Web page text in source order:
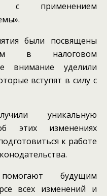
с применением
были посвящены
в налоговом
внимание уделили
вступят в силу с
уникальную
этих изменениях
к работе
будущим
всех изменений и